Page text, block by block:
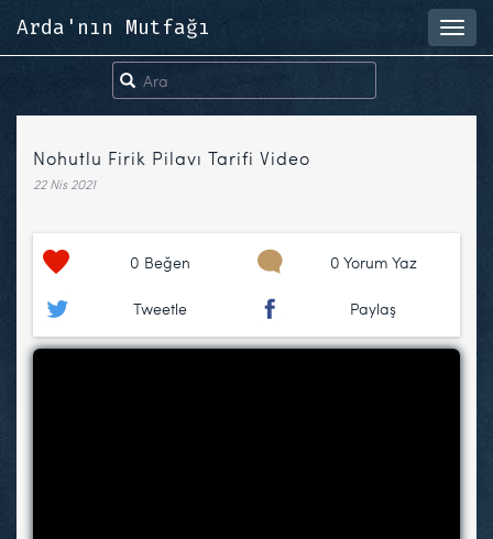
Arda'nın Mutfağı
Nohutlu Firik Pilavı Tarifi Video
22 Nis 2021
0 Beğen 0 Yorum Yaz
Tweetle Paylaş